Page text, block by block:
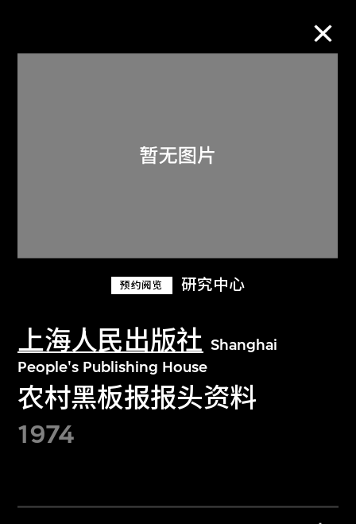
预约阅览 研究中心
上海人民出版社 Shanghai
People's Publishing House
农村黑板报报头资料
1974
关于M+藏品
探索世界顶级的二十及二十一世纪视觉
文化藏品。